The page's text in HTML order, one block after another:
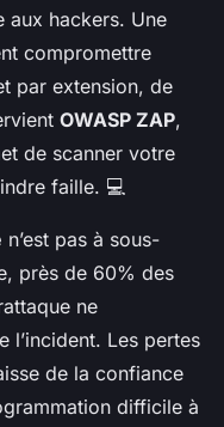
aux hackers. Une
compromettre
par extension, de
OWASP ZAP,
de scanner votre
faille. 💻
n’est pas à sous-
près de 60% des
ne
l’incident. Les pertes
de la confiance
difficile à